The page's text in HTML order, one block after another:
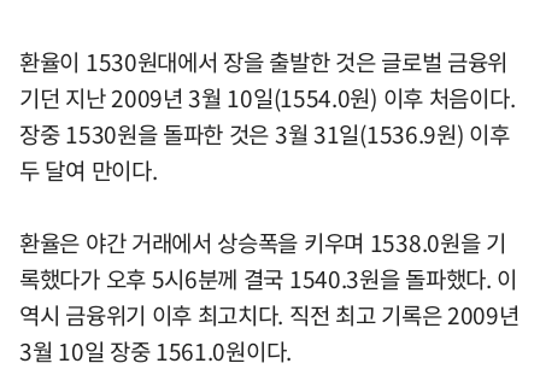
환율이 1530원대에서 장을 출발한 것은 글로벌 금융위
기던 지난 2009년 3월 10일(1554.0원) 이후 처음이다.
장중 1530원을 돌파한 것은 3월 31일(1536.9원) 이후
두 달여 만이다.
환율은 야간 거래에서 상승폭을 키우며 1538.0원을 기
록했다가 오후 5시6분께 결국 1540.3원을 돌파했다. 이
역시 금융위기 이후 최고치다. 직전 최고 기록은 2009년
3월 10일 장중 1561.0원이다.